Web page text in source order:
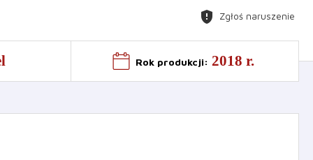
gpp_maybe Zgłoś naruszenie
Rok produkcji: 2018 r.